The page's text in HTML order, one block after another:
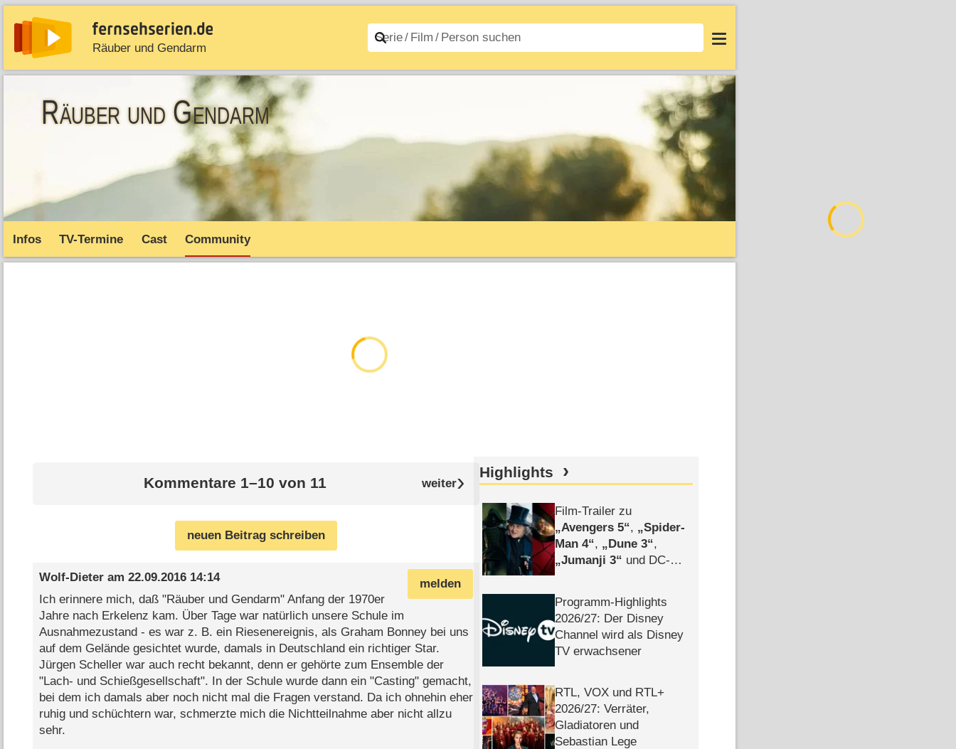
Räuber und Gendarm
News Entdecken Streaming Filme A–Z Login
Räuber und Gendarm
Infos TV-Termine Cast Community
Kommentare 1–10 von 11
neuen Beitrag schreiben
melden
Wolf-Dieteram 22.09.2016 14:14
Ich erinnere mich, daß "Räuber und Gendarm" Anfang der 1970er
Jahre nach Erkelenz kam. Über Tage war natürlich unsere Schule im
Ausnahmezustand - es war z. B. ein Riesenereignis, als Graham Bonney bei uns
auf dem Gelände gesichtet wurde, damals in Deutschland ein richtiger Star.
Jürgen Scheller war auch recht bekannt, denn er gehörte zum Ensemble der
"Lach- und Schießgesellschaft". In der Schule wurde dann ein "Casting" gemacht,
bei dem ich damals aber noch nicht mal die Fragen verstand. Da ich ohnehin eher
ruhig und schüchtern war, schmerzte mich die Nichtteilnahme aber nicht allzu
sehr.
Highlights
Film-Trailer zu
Avengers 5 ,
Spider-
Man 4 , Dune 3 ,
Jumanji 3
und DC-
Programm-Highlights
2026/​27: Der Disney
Channel wird als Disney
TV erwachsener
RTL, VOX und RTL+
2026/​27: Verräter,
Gladiatoren und
Sebastian Lege